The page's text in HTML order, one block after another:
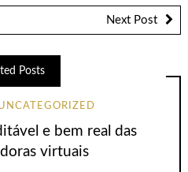
Next Post
Posts
e bem real das
virtuais